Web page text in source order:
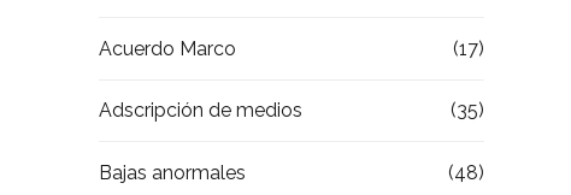
Acuerdo Marco (17)
Adscripción de medios (35)
Bajas anormales (48)